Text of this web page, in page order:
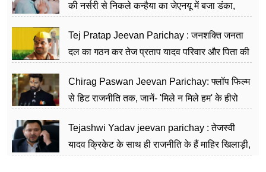
की नर्सरी से निकले कन्हैया का जेएनयू में बजा डंका,
Tej Pratap Jeevan Parichay : जनशक्ति जनता
दल का गठन कर तेज प्रताप यादव परिवार और पिता की
Chirag Paswan Jeevan Parichay: फ्लॉप फिल्म
से हिट राजनीति तक, जानें- 'मिले न मिले हम' के हीरो
Tejashwi Yadav jeevan parichay : तेजस्वी
यादव क्रिकेट के साथ ही राजनीति के हैं माहिर खिलाड़ी,